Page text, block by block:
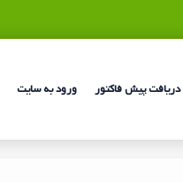
دریافت پیش فاکتور ورود به سایت